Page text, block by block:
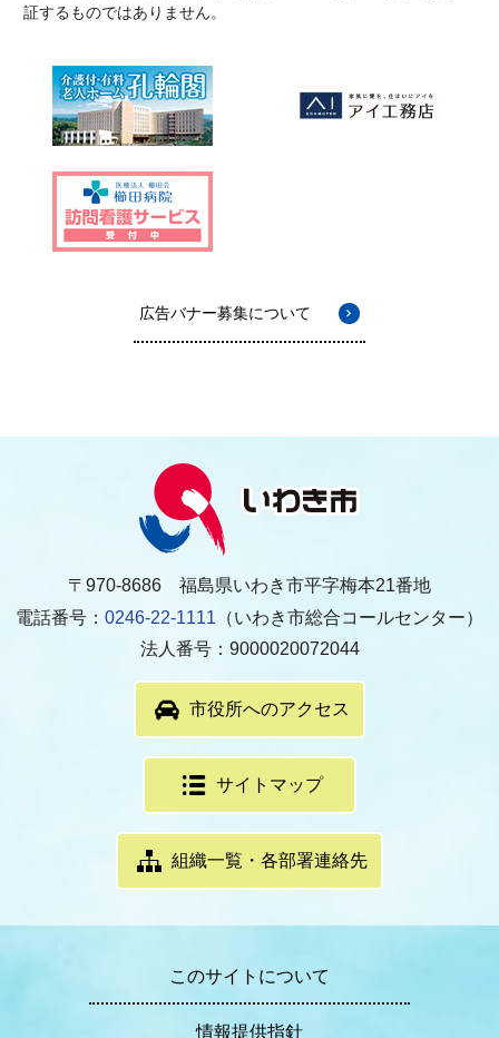
証するものではありません。
広告バナー募集について
〒970-8686 福島県いわき市平字梅本21番地
電話番号： 0246-22-1111 （いわき市総合コールセンター）
法人番号：9000020072044
市役所へのアクセス
サイトマップ
組織一覧・各部署連絡先
このサイトについて
情報提供指針